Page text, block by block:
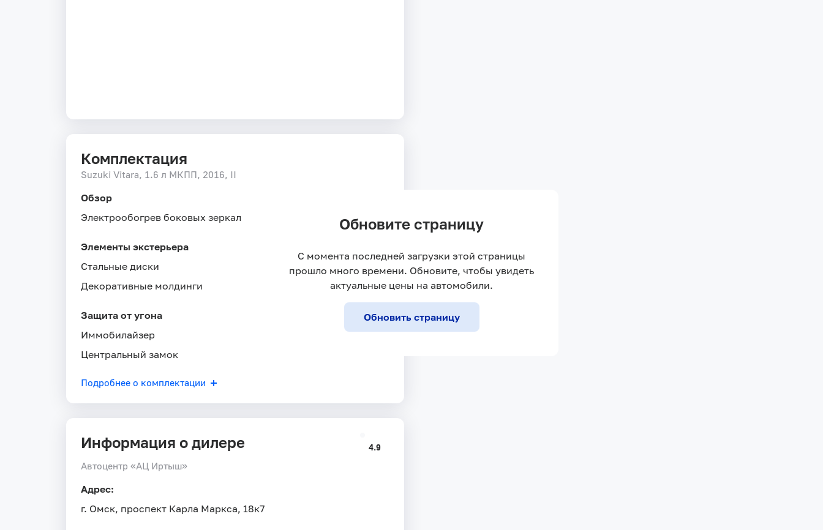
Комплектация
Suzuki Vitara, 1.6 л МКПП, 2016, II
Обзор
Электрообогрев боковых зеркал
Элементы экстерьера
Стальные диски
Декоративные молдинги
Защита от угона
Иммобилайзер
Центральный замок
Подробнее о комплектации
Информация о дилере
Автоцентр «АЦ Иртыш»
4.9
Адрес:
г. Омск, проспект Карла Маркса, 18к7
Обновите страницу
С момента последней загрузки этой страницы
прошло много времени. Обновите, чтобы увидеть
актуальные цены на автомобили.
Обновить страницу